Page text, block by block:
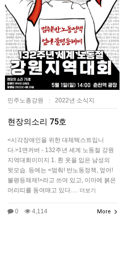
민주노총강원 | 2022년 소식지
현장의소리 75호
<시각장애인을 위한 대체텍스트입니
다.>1면커버 - 132주년 세계 노동절 강원
지역대회이미지 1. 흰 옷을 입은 남성의
뒷모습. 등에는 <멈춰! 반노동정책, 엎어!
불평등체제!>라고 쓰여 있고, 이마에 붉은
머리띠를 동여매고 있다.… 더보기
0 4,114 More